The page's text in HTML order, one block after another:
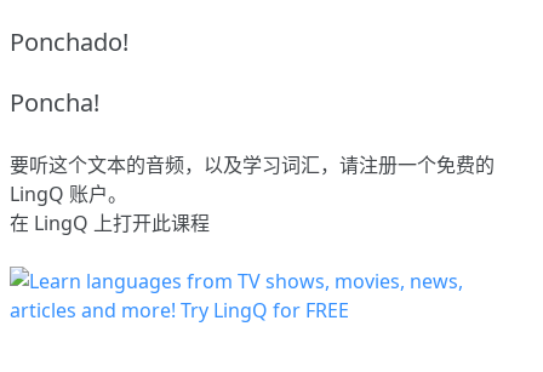
Ponchado!
Poncha!
要听这个文本的音频，以及学习词汇，请注册一个免费的
LingQ 账户。
在 LingQ 上打开此课程